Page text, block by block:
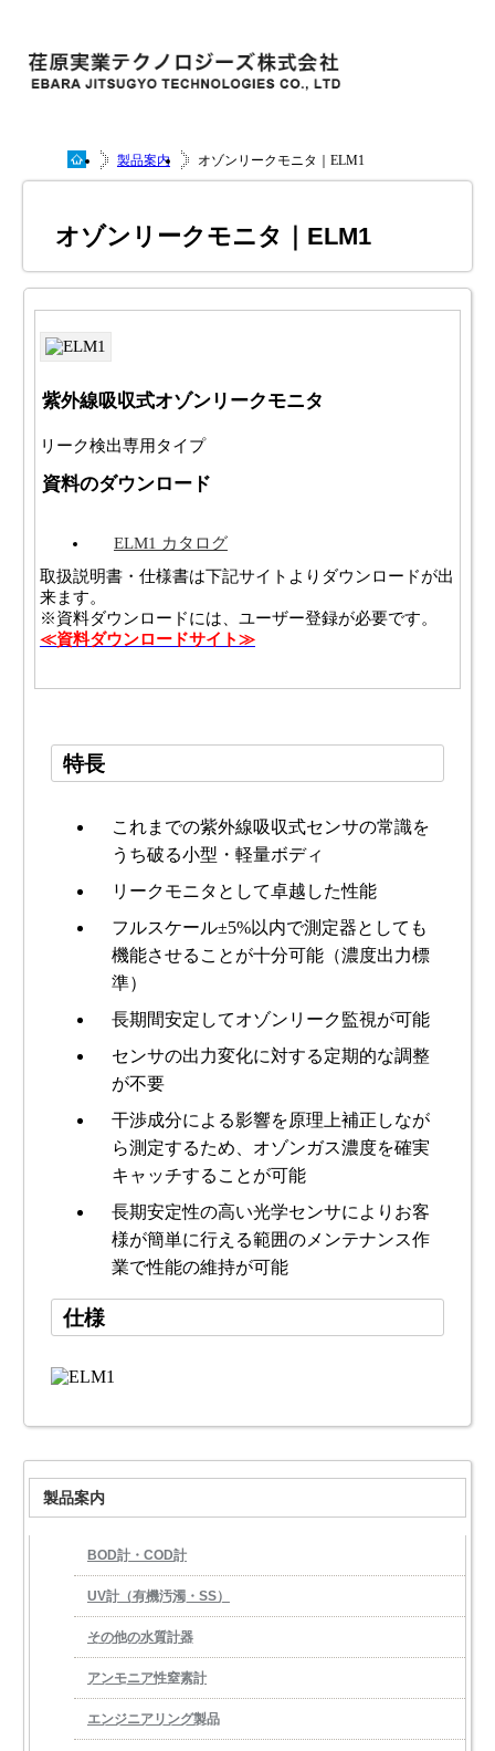
製品案内 オゾンリークモニタ｜ELM1
オゾンリークモニタ｜ELM1
紫外線吸収式オゾンリークモニタ
リーク検出専用タイプ
資料のダウンロード
ELM1 カタログ
取扱説明書・仕様書は下記サイトよりダウンロードが出
来ます。
※資料ダウンロードには、ユーザー登録が必要です。
≪資料ダウンロードサイト≫
特長
これまでの紫外線吸収式センサの常識を
うち破る小型・軽量ボディ
リークモニタとして卓越した性能
フルスケール±5%以内で測定器としても
機能させることが十分可能（濃度出力標
準）
長期間安定してオゾンリーク監視が可能
センサの出力変化に対する定期的な調整
が不要
干渉成分による影響を原理上補正しなが
ら測定するため、オゾンガス濃度を確実
キャッチすることが可能
長期安定性の高い光学センサによりお客
様が簡単に行える範囲のメンテナンス作
業で性能の維持が可能
仕様
製品案内
BOD計・COD計
UV計（有機汚濁・SS）
その他の水質計器
アンモニア性窒素計
エンジニアリング製品